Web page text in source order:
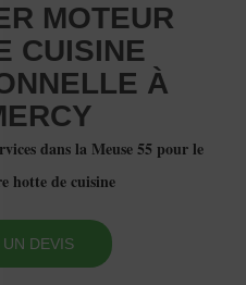
MOTEUR
CUISINE
À
dans la Meuse 55 pour le
hotte de cuisine
DEVIS